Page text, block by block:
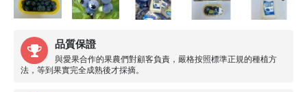
品質保證
與愛果合作的果農們對顧客負責，嚴格按照標準正規的種植方
法，等到果實完全成熟後才採摘。